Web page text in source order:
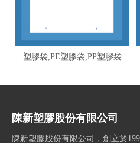
塑膠袋,PE塑膠袋,PP塑膠袋
陳新塑膠股份有限公司
陳新塑膠股份有限公司，創立於